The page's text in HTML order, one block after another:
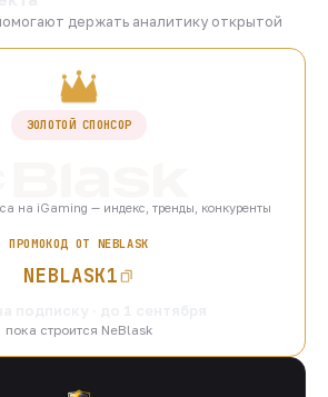
держать аналитику открытой
ЗОЛОТОЙ СПОНСОР
на iGaming — индекс, тренды, конкуренты
ПРОМОКОД ОТ NEBLASK
NEBLASK1
пока строится NeBlask